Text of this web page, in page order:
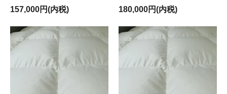
157,000円(内税)
180,000円(内税)